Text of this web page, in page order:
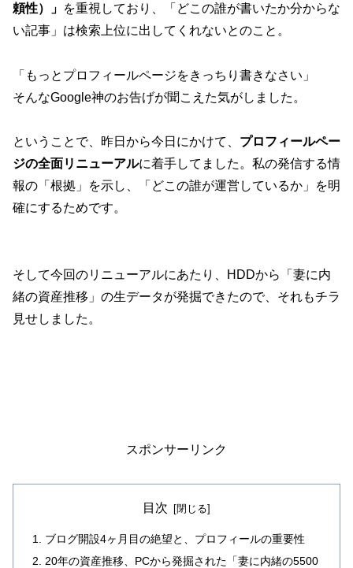
頼性）」 を重視しており、「どこの誰が書いたか分からな
い記事」は検索上位に出してくれないとのこと。
「もっとプロフィールページをきっちり書きなさい」
そんなGoogle神のお告げが聞こえた気がしました。
ということで、昨日から今日にかけて、 プロフィールペー
ジの全面リニューアルに着手してました。私の発信する情
報の「根拠」を示し、「どこの誰が運営しているか」を明
確にするためです。
そして今回のリニューアルにあたり、HDDから「妻に内
緒の資産推移」の生データが発掘できたので、それもチラ
見せしました。
スポンサーリンク
目次
ブログ開設4ヶ月目の絶望と、プロフィールの重要性
20年の資産推移、PCから発掘された「妻に内緒の5500